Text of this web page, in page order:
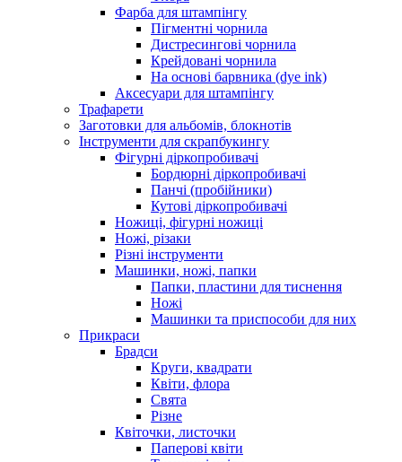
Фарба для штампінгу
Пігментні чорнила
Дистресингові чорнила
Крейдовані чорнила
На основі барвника (dye ink)
Аксесуари для штампінгу
Трафарети
Заготовки для альбомів, блокнотів
Інструменти для скрапбукингу
Фігурні діркопробивачі
Бордюрні діркопробивачі
Панчі (пробійники)
Кутові діркопробивачі
Ножиці, фігурні ножиці
Ножі, різаки
Різні інструменти
Машинки, ножі, папки
Папки, пластини для тиснення
Ножі
Машинки та приспособи для них
Прикраси
Брадси
Круги, квадрати
Квіти, флора
Свята
Різне
Квіточки, листочки
Паперові квіти